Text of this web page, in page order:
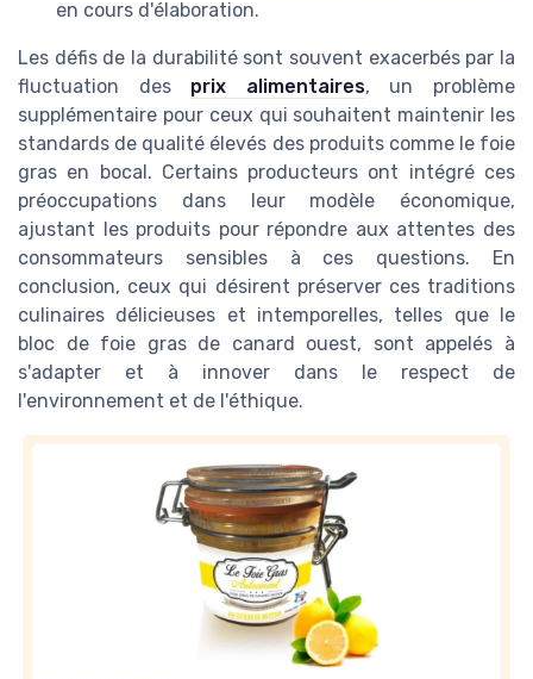
en cours d'élaboration.
Les défis de la durabilité sont souvent exacerbés par la
fluctuation des prix alimentaires, un problème
supplémentaire pour ceux qui souhaitent maintenir les
standards de qualité élevés des produits comme le foie
gras en bocal. Certains producteurs ont intégré ces
préoccupations dans leur modèle économique,
ajustant les produits pour répondre aux attentes des
consommateurs sensibles à ces questions. En
conclusion, ceux qui désirent préserver ces traditions
culinaires délicieuses et intemporelles, telles que le
bloc de foie gras de canard ouest, sont appelés à
s'adapter et à innover dans le respect de
l'environnement et de l'éthique.